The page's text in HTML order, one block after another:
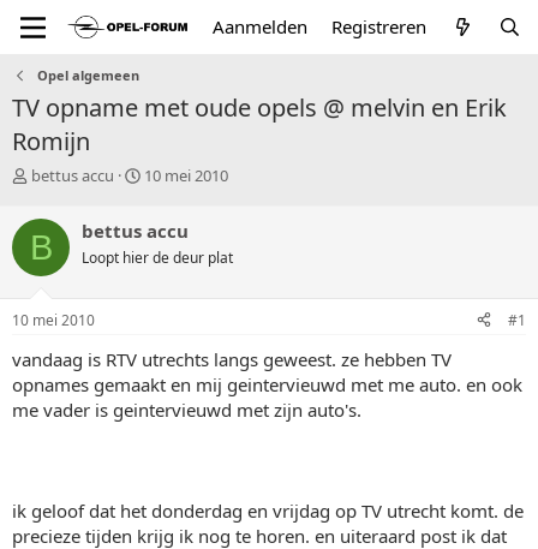
Aanmelden Registreren
Opel algemeen
TV opname met oude opels @ melvin en Erik
Romijn
T
p
i
c
s
a
t
e
r
bettus accu
S
r
t
a
m
10 mei 2010
B bettus accu
Loopt hier de deur plat
10 mei 2010 #1
vandaag is RTV utrechts langs geweest. ze hebben TV
opnames gemaakt en mij geintervieuwd met me auto. en ook
me vader is geintervieuwd met zijn auto's.
ik geloof dat het donderdag en vrijdag op TV utrecht komt. de
precieze tijden krijg ik nog te horen. en uiteraard post ik dat